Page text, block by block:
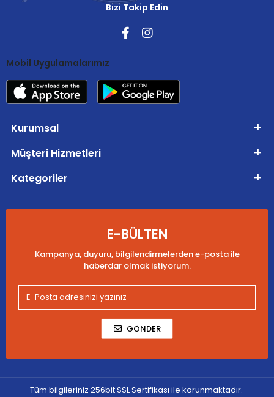
Bizi Takip Edin
Mobil Uygulamalarımız
Kurumsal
Müşteri Hizmetleri
Kategoriler
E-BÜLTEN
Kampanya, duyuru, bilgilendirmelerden e-posta ile
haberdar olmak istiyorum.
GÖNDER
Tüm bilgileriniz 256bit SSL Sertifikası ile korunmaktadır.